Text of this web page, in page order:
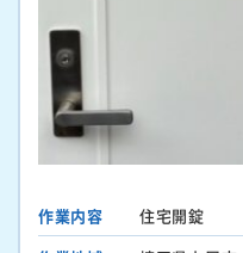
作業内容
住宅開錠